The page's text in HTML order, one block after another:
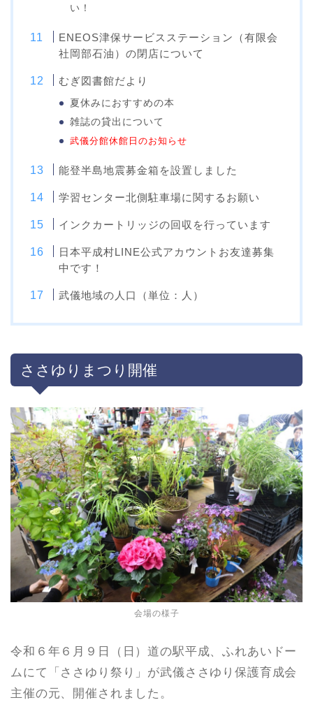
い！
ENEOS津保サービスステーション（有限会
社岡部石油）の閉店について
むぎ図書館だより
夏休みにおすすめの本
雑誌の貸出について
武儀分館休館日のお知らせ
能登半島地震募金箱を設置しました
学習センター北側駐車場に関するお願い
インクカートリッジの回収を行っています
日本平成村LINE公式アカウントお友達募集
中です！
武儀地域の人口（単位：人）
ささゆりまつり開催
会場の様子
令和６年６月９日（日）道の駅平成、ふれあいドー
ムにて「ささゆり祭り」が武儀ささゆり保護育成会
主催の元、開催されました。